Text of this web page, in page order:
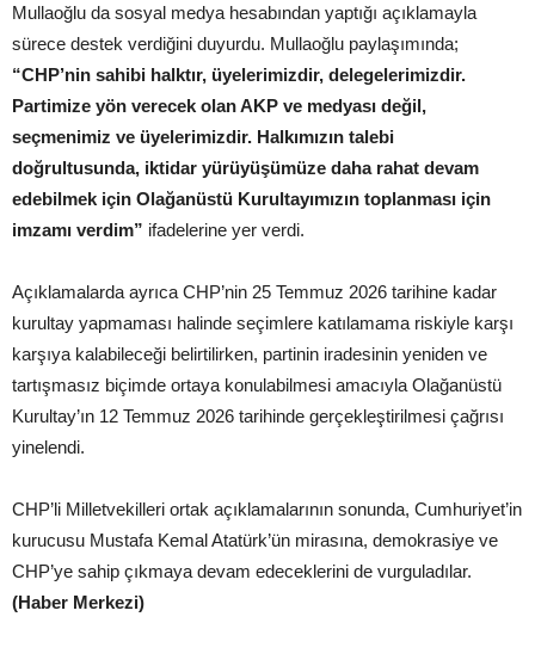
Mullaoğlu da sosyal medya hesabından yaptığı açıklamayla
sürece destek verdiğini duyurdu. Mullaoğlu paylaşımında;
“CHP’nin sahibi halktır, üyelerimizdir, delegelerimizdir.
Partimize yön verecek olan AKP ve medyası değil,
seçmenimiz ve üyelerimizdir. Halkımızın talebi
doğrultusunda, iktidar yürüyüşümüze daha rahat devam
edebilmek için Olağanüstü Kurultayımızın toplanması için
imzamı verdim” ifadelerine yer verdi.
Açıklamalarda ayrıca CHP’nin 25 Temmuz 2026 tarihine kadar
kurultay yapmaması halinde seçimlere katılamama riskiyle karşı
karşıya kalabileceği belirtilirken, partinin iradesinin yeniden ve
tartışmasız biçimde ortaya konulabilmesi amacıyla Olağanüstü
Kurultay’ın 12 Temmuz 2026 tarihinde gerçekleştirilmesi çağrısı
yinelendi.
CHP’li Milletvekilleri ortak açıklamalarının sonunda, Cumhuriyet’in
kurucusu Mustafa Kemal Atatürk’ün mirasına, demokrasiye ve
CHP’ye sahip çıkmaya devam edeceklerini de vurguladılar.
(Haber Merkezi)